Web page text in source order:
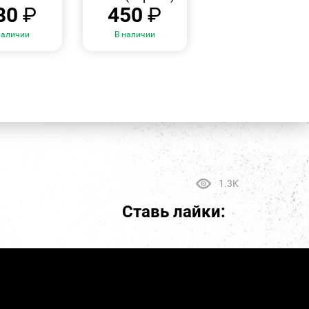
₽ 450₽
В наличии
1.3K
Ставь лайки: